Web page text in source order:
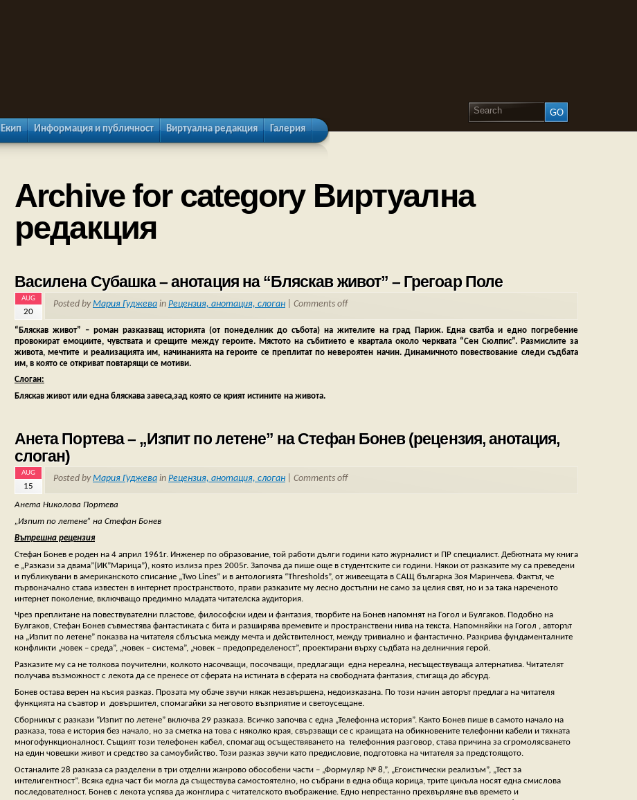
Екип Информация и публичност Виртуална редакция Галерия
Archive for category Виртуална
редакция
Василена Субашка – анотация на “Бляскав живот” – Грегоар Поле
AUG
20
Posted byМария Гуджева in Рецензия, анотация, слоган Comments off
“Бляскав живот” – роман разказващ историята (от понеделник до събота) на жителите на град Париж. Една сватба и едно погребение
провокират емоциите, чувствата и срещите между героите. Мястото на събитието е квартала около черквата “Сен Сюлпис”. Размислите за
живота, мечтите и реализацията им, начинанията на героите се преплитат по невероятен начин. Динамичното повествование следи съдбата
им, в която се откриват повтарящи се мотиви.
Слоган:
Бляскав живот или една бляскава завеса,зад която се крият истините на живота.
Анета Портева – „Изпит по летене” на Стефан Бонев (рецензия, анотация,
слоган)
AUG
15
Posted byМария Гуджева in Рецензия, анотация, слоган Comments off
Анета Николова Портева
„Изпит по летене” на Стефан Бонев
Вътрешна рецензия
Стефан Бонев е роден на 4 април 1961г. Инженер по образование, той работи дълги години като журналист и ПР специалист. Дебютната му книга
е „Разкази за двама”(ИК”Марица”), която излиза през 2005г. Започва да пише още в студентските си години. Някои от разказите му са преведени
и публикувани в американското списание „Two Lines” и в антологията “Thresholds”, от живеещата в САЩ българка Зоя Маринчева. Фактът, че
първоначално става известен в интернет пространството, прави разказите му лесно достъпни не само за целия свят, но и за така нареченото
интернет поколение, включващо предимно младата читателска аудитория.
Чрез преплитане на повествувателни пластове, философски идеи и фантазия, творбите на Бонев напомнят на Гогол и Булгаков. Подобно на
Булгаков, Стефан Бонев съвместява фантастиката с бита и разширява времевите и пространствени нива на текста. Напомняйки на Гогол , авторът
на „Изпит по летене” показва на читателя сблъсъка между мечта и действителност, между тривиално и фантастично. Разкрива фундаменталните
конфликти „човек – среда”, „човек – система”, „човек – предопределеност”, проектирани върху съдбата на делничния герой.
Разказите му са не толкова поучителни, колкото насочващи, посочващи, предлагащи една нереална, несъществуваща алтернатива. Читателят
получава възможност с лекота да се пренесе от сферата на истината в сферата на свободната фантазия, стигаща до абсурд.
Бонев остава верен на късия разказ. Прозата му обаче звучи някак незавършена, недоизказана. По този начин авторът предлага на читателя
функцията на съавтор и довършител, спомагайки за неговото възприятие и светоусещане.
Сборникът с разкази “Изпит по летене” включва 29 разказа. Всичко започва с една „Телефонна история”. Както Бонев пише в самото начало на
разказа, това е история без начало, но за сметка на това с няколко края, свързващи се с краищата на обикновените телефонни кабели и тяхната
многофункционалност. Същият този телефонен кабел, спомагащ осъществяването на телефонния разговор, става причина за сгромолясването
на един човешки живот и средство за самоубийство. Този разказ звучи като предисловие, подготовка на читателя за предстоящото.
Останалите 28 разказа са разделени в три отделни жанрово обособени части – „Формуляр № 8,”, „Егоистически реализъм”, „Тест за
интелигентност”. Всяка една част би могла да съществува самостоятелно, но събрани в една обща корица, трите цикъла носят една смислова
последователност. Бонев с лекота успява да жонглира с читателското въображение. Едно непрестанно прехвърляне във времето и